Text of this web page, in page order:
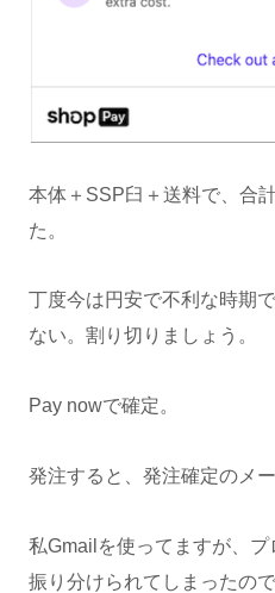
本体＋SSP臼＋送料で、合
た。
丁度今は円安で不利な時期
ない。割り切りましょう。
Pay nowで確定。
発注すると、発注確定のメ
私Gmailを使ってますが、
振り分けられてしまったの